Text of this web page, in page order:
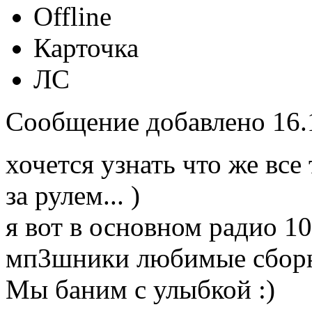
Offline
Карточка
ЛС
Сообщение добавлено
хочется узнать что же
за рулем... )
я вот в основном радио
мп3шники любимые
Мы баним с улыбкой :)